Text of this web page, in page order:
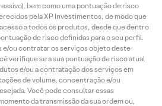
bem como uma pontuação de risco
pela XP Investimentos, de modo que
a todos os produtos, desde que dentro
de risco definidas para o seu perfil.
e/ou contratar os serviços objeto deste
verifique se a sua pontuação de risco atual
e/ou a contratação dos serviços em
de volume, concentração e/ou
Você pode consultar essas
da transmissão da sua ordem ou,